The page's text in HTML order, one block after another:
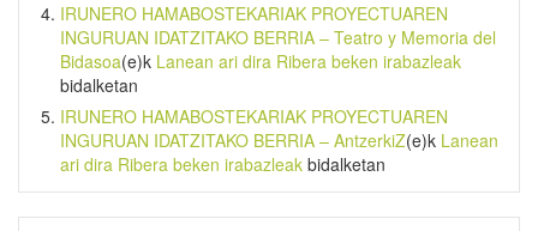
IRUNERO HAMABOSTEKARIAK PROYECTUAREN
INGURUAN IDATZITAKO BERRIA – Teatro y Memoria del
Bidasoa(e)k Lanean ari dira Ribera beken irabazleak
bidalketan
IRUNERO HAMABOSTEKARIAK PROYECTUAREN
INGURUAN IDATZITAKO BERRIA – AntzerkiZ(e)k Lanean
ari dira Ribera beken irabazleak bidalketan